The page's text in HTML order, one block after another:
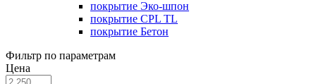
покрытие Эко-шпон
покрытие CPL TL
покрытие Бетон
Фильтр по параметрам
Цена